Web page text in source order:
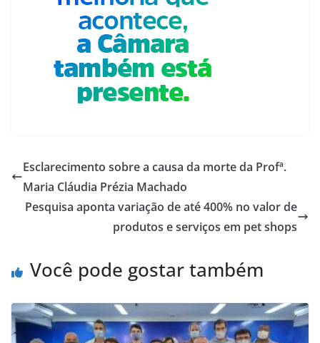
Esclarecimento sobre a causa da morte da Profª.
Maria Cláudia Prézia Machado
Pesquisa aponta variação de até 400% no valor de
produtos e serviços em pet shops
Você pode gostar também